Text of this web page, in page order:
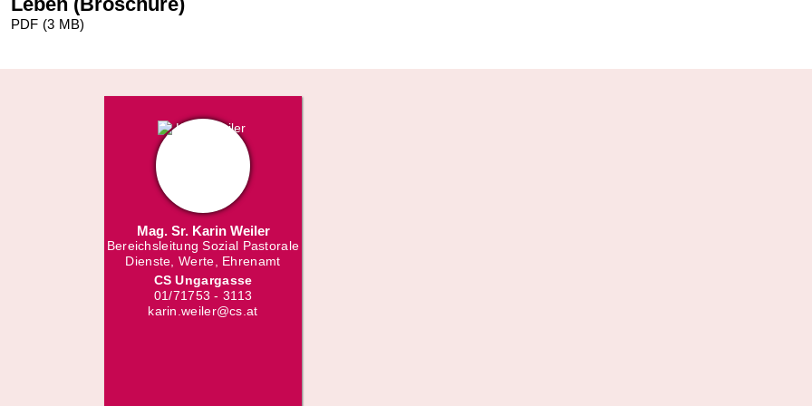
PDF (3 MB)
Mag. Sr. Karin Weiler
Bereichsleitung Sozial Pastorale
Dienste, Werte, Ehrenamt
CS Ungargasse
01/71753 - 3113
karin.weiler@cs.at